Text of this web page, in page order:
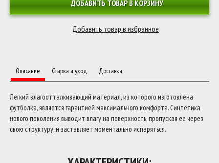
ДОБАВИТЬ ТОВАР В КОРЗИНУ
Описание Стирка и уход Доставка
Легкий влагоотталкивающий материал, из которого изготовлена
футболка, является гарантией максимального комфорта. Синтетика
нового поколения выводит влагу на поверхность, пропуская ее через
свою структуру, и заставляет моментально испаряться.